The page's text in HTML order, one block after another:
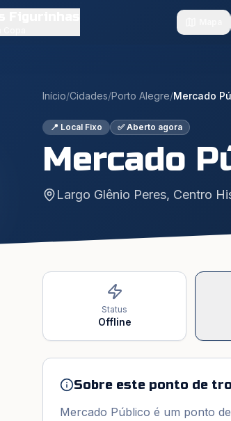
Início/Cidades/Porto Alegre/Mercado
📍 Local Fixo ✅ Aberto agora
Mercado
Largo Glênio Peres, Centro
Status
Offline
Sobre este ponto de
Mercado Público é um ponto